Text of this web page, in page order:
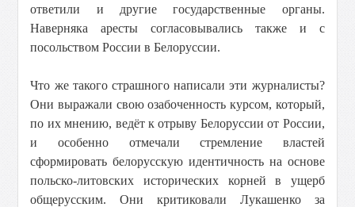
ответили и другие государственные органы.
Наверняка аресты согласовывались также и с
посольством России в Белоруссии.
Что же такого страшного написали эти журналисты?
Они выражали свою озабоченность курсом, который,
по их мнению, ведёт к отрыву Белоруссии от России,
и особенно отмечали стремление властей
сформировать белорусскую идентичность на основе
польско-литовских исторических корней в ущерб
общерусским. Они критиковали Лукашенко за